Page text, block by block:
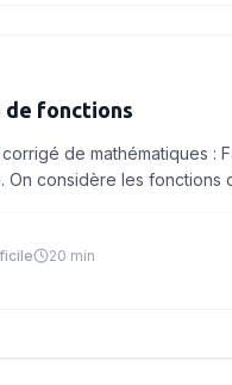
de fonctions
de mathématiques :
On considère les fonctions
20 min